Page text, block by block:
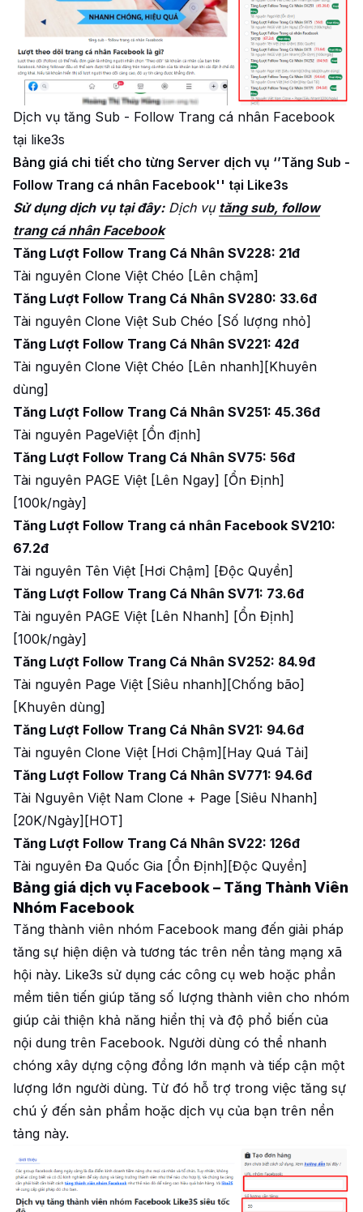
Dịch vụ tăng Sub - Follow Trang cá nhân Facebook
tại like3s
Bảng giá chi tiết cho từng Server dịch vụ ‘’Tăng Sub -
Follow Trang cá nhân Facebook'' tại Like3s
Sử dụng dịch vụ tại đây:Dịch vụ tăng sub, follow
trang cá nhân Facebook
Tăng Lượt Follow Trang Cá Nhân SV228: 21đ
Tài nguyên Clone Việt Chéo [Lên chậm]
Tăng Lượt Follow Trang Cá Nhân SV280: 33.6đ
Tài nguyên Clone Việt Sub Chéo [Số lượng nhỏ]
Tăng Lượt Follow Trang Cá Nhân SV221: 42đ
Tài nguyên Clone Việt Chéo [Lên nhanh][Khuyên
dùng]
Tăng Lượt Follow Trang Cá Nhân SV251: 45.36đ
Tài nguyên PageViệt [Ổn định]
Tăng Lượt Follow Trang Cá Nhân SV75: 56đ
Tài nguyên PAGE Việt [Lên Ngay] [Ổn Định]
[100k/ngày]
Tăng Lượt Follow Trang cá nhân Facebook SV210:
67.2đ
Tài nguyên Tên Việt [Hơi Chậm] [Độc Quyền]
Tăng Lượt Follow Trang Cá Nhân SV71: 73.6đ
Tài nguyên PAGE Việt [Lên Nhanh] [Ổn Định]
[100k/ngày]
Tăng Lượt Follow Trang Cá Nhân SV252: 84.9đ
Tài nguyên Page Việt [Siêu nhanh][Chống bão]
[Khuyên dùng]
Tăng Lượt Follow Trang Cá Nhân SV21: 94.6đ
Tài nguyên Clone Việt [Hơi Chậm][Hay Quá Tải]
Tăng Lượt Follow Trang Cá Nhân SV771: 94.6đ
Tài Nguyên Việt Nam Clone + Page [Siêu Nhanh]
[20K/Ngày][HOT]
Tăng Lượt Follow Trang Cá Nhân SV22: 126đ
Tài nguyên Đa Quốc Gia [Ổn Định][Độc Quyền]
Bảng giá dịch vụ Facebook – Tăng Thành Viên
Nhóm Facebook
Tăng thành viên nhóm Facebook mang đến giải pháp
tăng sự hiện diện và tương tác trên nền tảng mạng xã
hội này. Like3s sử dụng các công cụ web hoặc phần
mềm tiên tiến giúp tăng số lượng thành viên cho nhóm
giúp cải thiện khả năng hiển thị và độ phổ biến của
nội dung trên Facebook. Người dùng có thể nhanh
chóng xây dựng cộng đồng lớn mạnh và tiếp cận một
lượng lớn người dùng. Từ đó hỗ trợ trong việc tăng sự
chú ý đến sản phẩm hoặc dịch vụ của bạn trên nền
tảng này.